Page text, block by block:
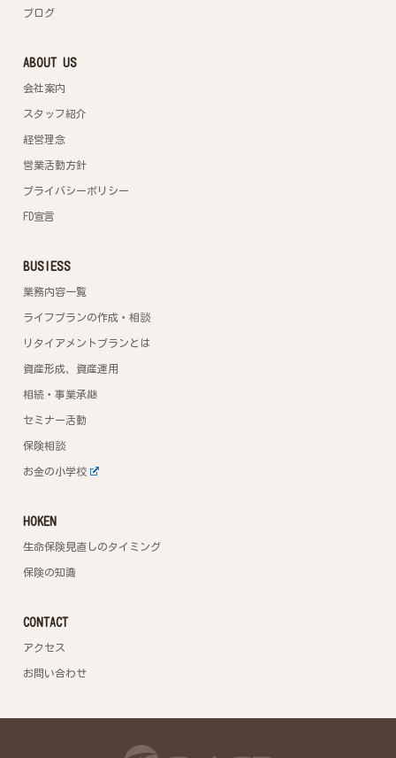
ブログ
ABOUT US
会社案内
スタッフ紹介
経営理念
営業活動方針
プライバシーポリシー
FD宣言
BUSIESS
業務内容一覧
ライフプランの作成・相談
リタイアメントプランとは
資産形成、資産運用
相続・事業承継
セミナー活動
保険相談
お金の小学校
HOKEN
生命保険見直しのタイミング
保険の知識
CONTACT
アクセス
お問い合わせ